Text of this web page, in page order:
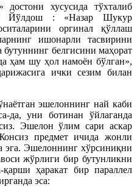
хусусида тўхталиб
Йўлдош : «Назар Шукур
оргинал қўллаш
ишонарли тасвирини
белгисини маҳорат
ҳам шу ҳол намоён бўлган»,
ички сезим билан
эшелоннинг най каби
да, уни ботинан ўйлаганда
Эшелон ўлим сари аскар
предмет ичида жонли
эга. Эшелоннинг хўрсиниқни
жўрлиги бир бутунликни
ҳаракат бир параллел
эса: